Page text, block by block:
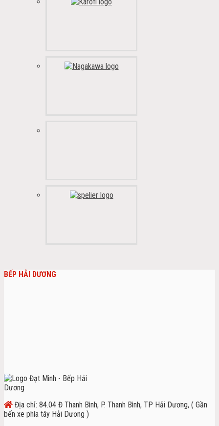
BẾP HẢI DƯƠNG
Địa chỉ: 84.04 Đ Thanh Bình, P. Thanh Bình, TP Hải Dương, ( Gần
bến xe phía tây Hải Dương )